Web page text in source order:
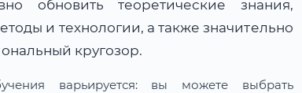
обновить теоретические знания,
и технологии, а также значительно
кругозор.
варьируется: вы можете выбрать